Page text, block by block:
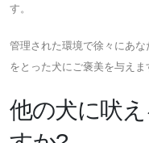
す。
管理された環境で徐々にあ
をとった犬にご褒美を与えま
他の犬に吠